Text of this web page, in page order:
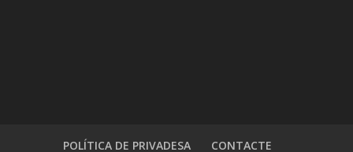
POLÍTICA DE PRIVADESA CONTACTE